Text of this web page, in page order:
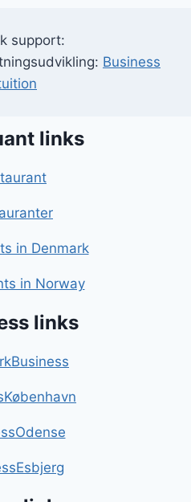
support:
Business
links
in Denmark
in Norway
links